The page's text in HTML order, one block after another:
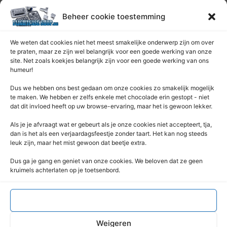
Beheer cookie toestemming
We weten dat cookies niet het meest smakelijke onderwerp zijn om over
te praten, maar ze zijn wel belangrijk voor een goede werking van onze
site. Net zoals koekjes belangrijk zijn voor een goede werking van ons
humeur!
Dus we hebben ons best gedaan om onze cookies zo smakelijk mogelijk
te maken. We hebben er zelfs enkele met chocolade erin gestopt - niet
dat dit invloed heeft op uw browse-ervaring, maar het is gewoon lekker.
Als je je afvraagt ​​wat er gebeurt als je onze cookies niet accepteert, tja,
dan is het als een verjaardagsfeestje zonder taart. Het kan nog steeds
leuk zijn, maar het mist gewoon dat beetje extra.
Dus ga je gang en geniet van onze cookies. We beloven dat ze geen
kruimels achterlaten op je toetsenbord.
Weigeren
Onderhoud pagina
Over ons
Retourrecht
Winkelwagen
Zaagservice – CNC
Contacteer Ons
Rentek BV – Protekt
Nieuwpoortlaan 21 / 1
3600 Genk
Limburg – België
BTW : BE-0538.802.039